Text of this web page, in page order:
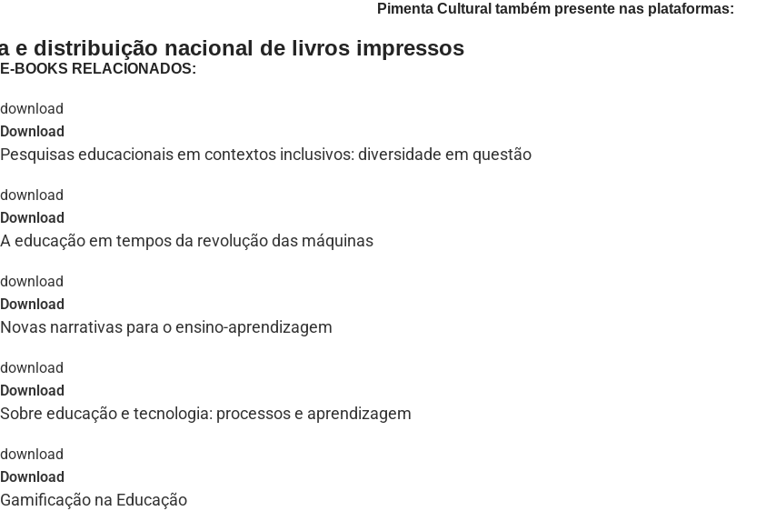
Pimenta Cultural também presente nas plataformas:
e distribuição nacional de livros impressos
E-BOOKS RELACIONADOS:
Download
Pesquisas educacionais em contextos inclusivos: diversidade em questão
Download
A educação em tempos da revolução das máquinas
Download
Novas narrativas para o ensino-aprendizagem
Download
Sobre educação e tecnologia: processos e aprendizagem
Download
Gamificação na Educação